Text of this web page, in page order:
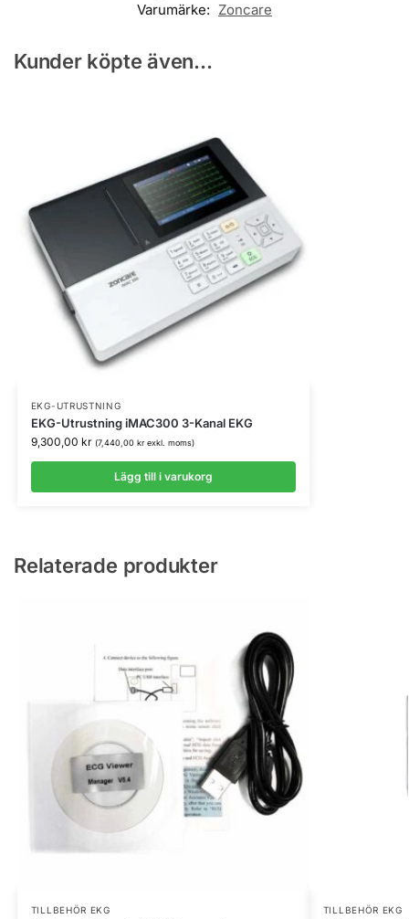
Varumärke: Zoncare
Kunder köpte även...
EKG-UTRUSTNING
EKG-Utrustning iMAC300 3-Kanal EKG
9,300,00 kr (7,440,00 krexkl. moms)
Lägg till i varukorg
Relaterade produkter
TILLBEHÖR EKG TILLBEHÖR EKG